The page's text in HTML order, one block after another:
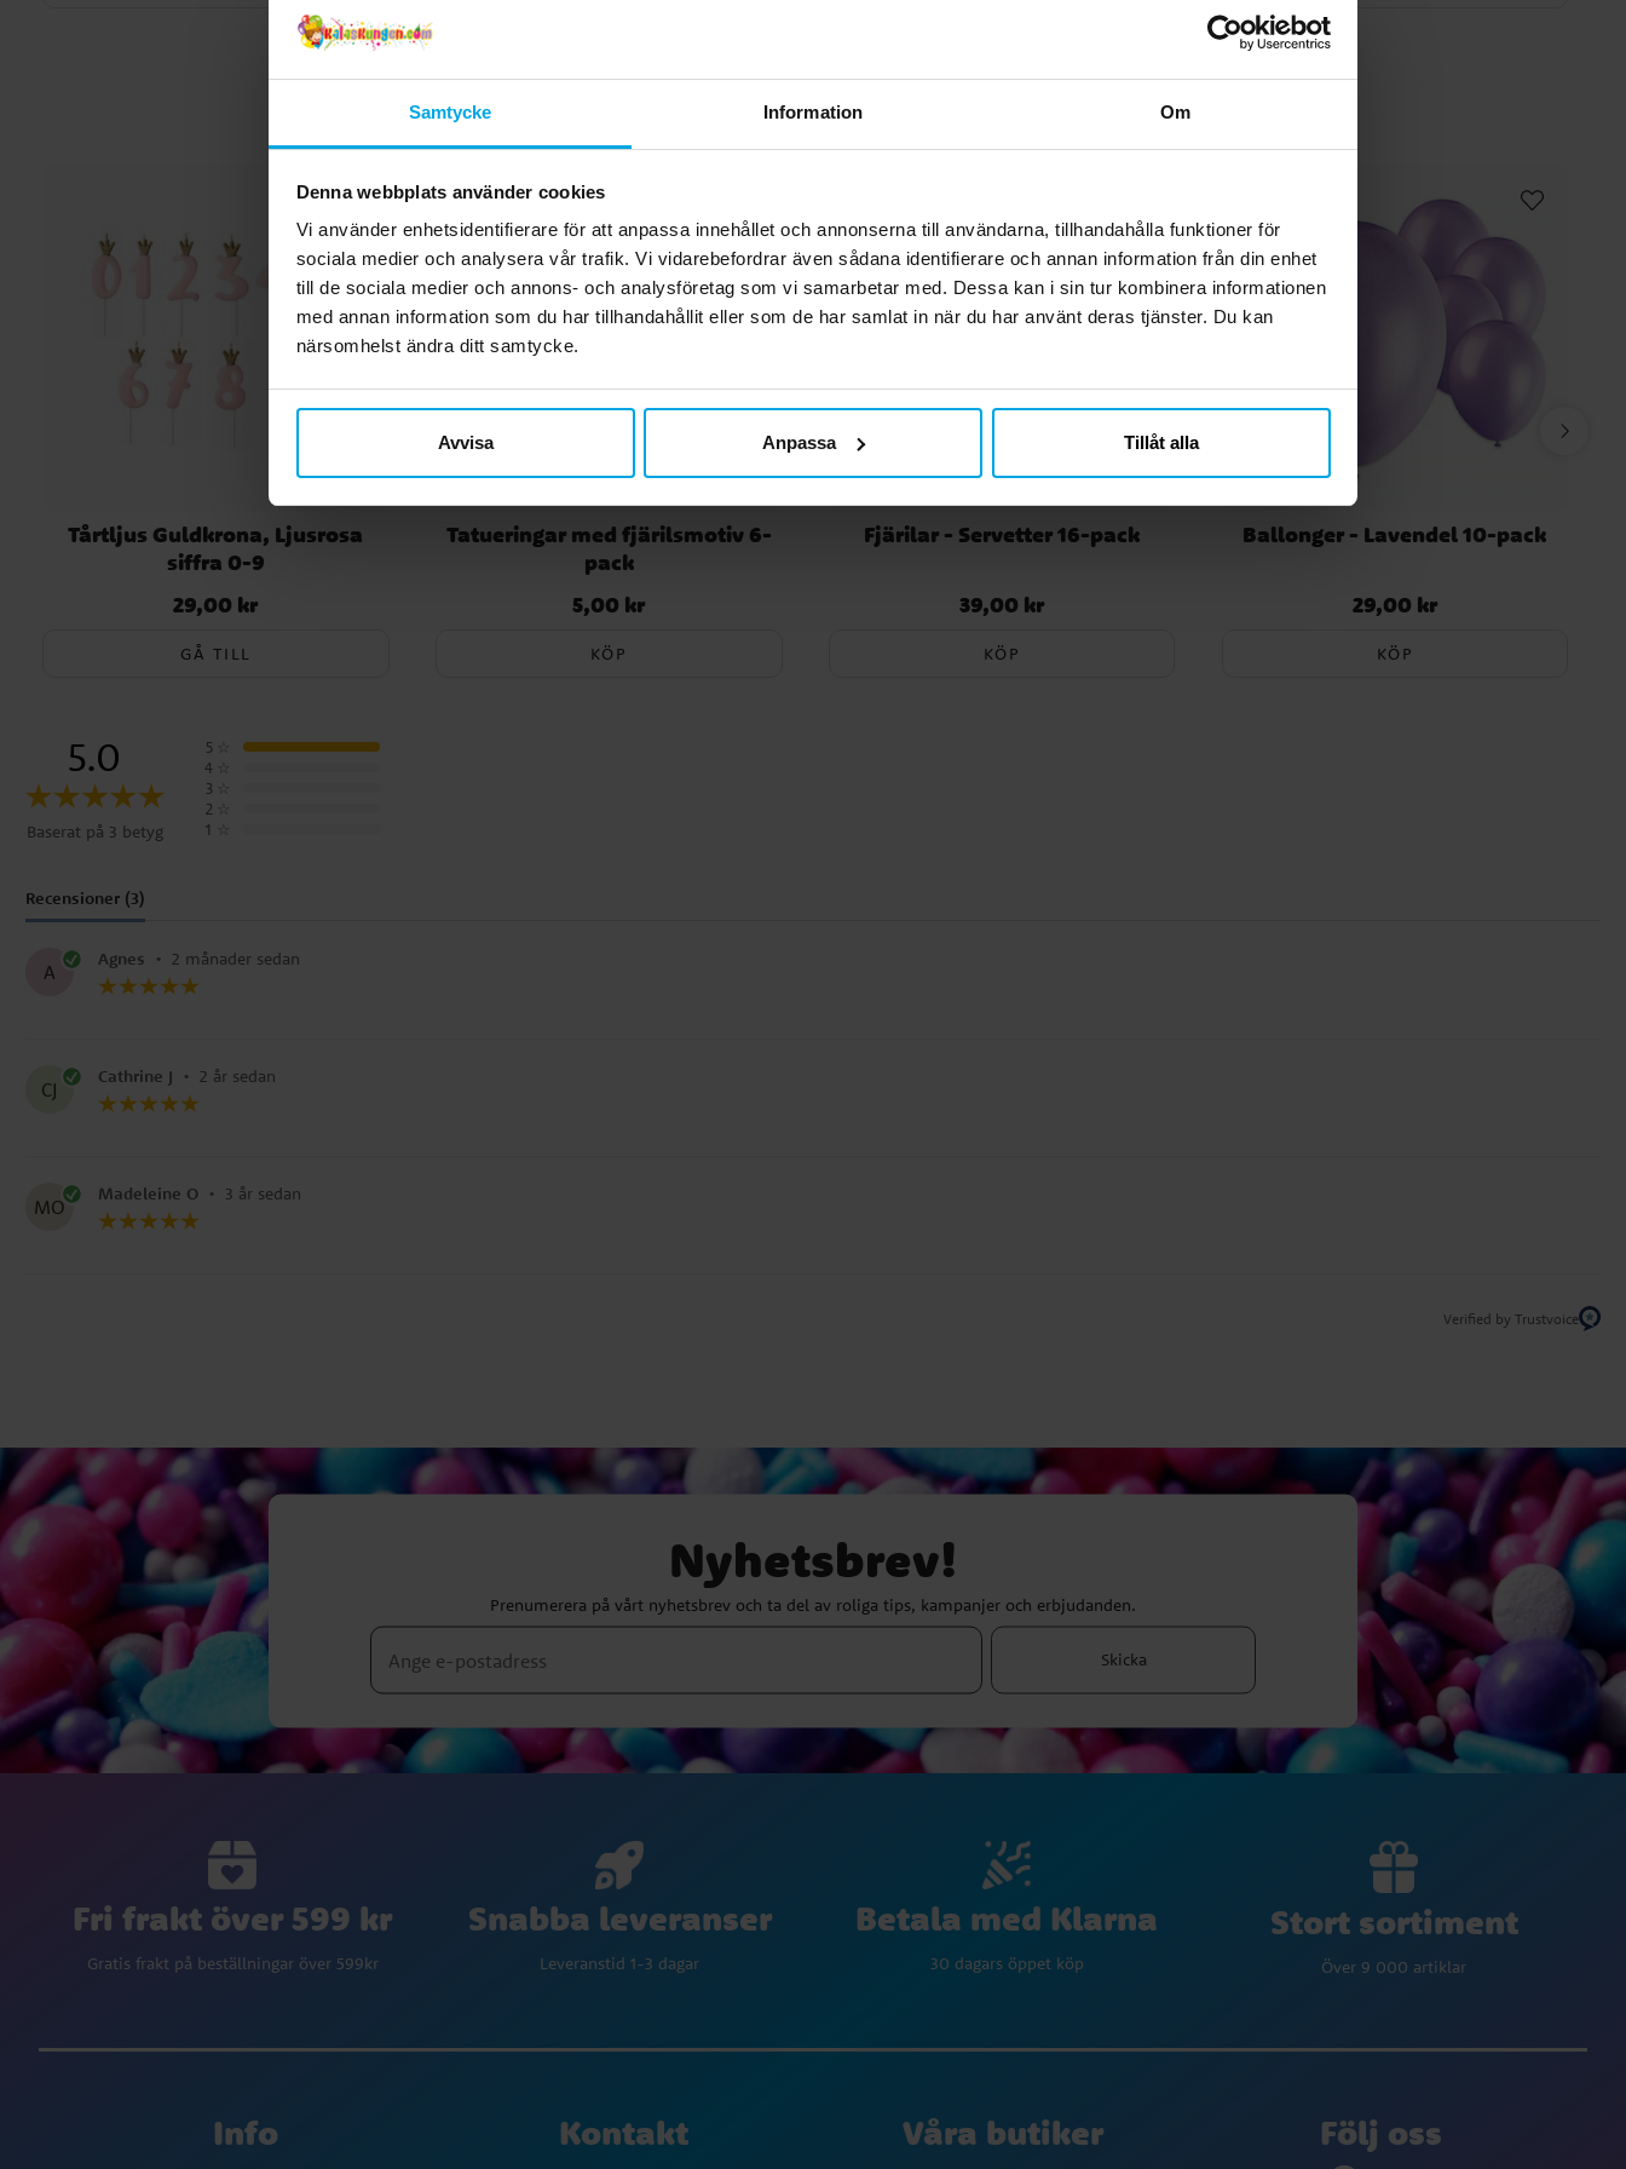
Samtycke Information Om
Denna webbplats använder cookies
Vi använder enhetsidentifierare för att anpassa innehållet och annonserna till användarna, tillhandahålla funktioner för
sociala medier och analysera vår trafik. Vi vidarebefordrar även sådana identifierare och annan information från din enhet
till de sociala medier och annons- och analysföretag som vi samarbetar med. Dessa kan i sin tur kombinera informationen
med annan information som du har tillhandahållit eller som de har samlat in när du har använt deras tjänster. Du kan
närsomhelst ändra ditt samtycke.
Avvisa Anpassa Tillåt alla
Andra köpte även
Tårtljus Guldkrona, Ljusrosa
siffra 0-9
Pris: 29,00 kr
29,00 kr
GÅ TILL
Tatueringar med fjärilsmotiv 6-
pack
Pris :5,00 kr
5,00 kr
KÖP
Fjärilar - Servetter 16-pack
Pris: 39,00 kr
39,00 kr
KÖP
Ballonger - Lavendel 10-pack
Pris: 29,00 kr
29,00 kr
KÖP
5.0
Baserat på 3 betyg
5
4
3
2
1
Recensioner (3)
A
Agnes • 2 månader sedan
CJ
Cathrine J • 2 år sedan
MO
Madeleine O • 3 år sedan
Verified by Trustvoice
Nyhetsbrev!
Prenumerera på vårt nyhetsbrev och ta del av roliga tips, kampanjer och erbjudanden.
Skicka
Fri frakt över 599 kr
Gratis frakt på beställningar över 599kr
Snabba leveranser
Leveranstid 1-3 dagar
Betala med Klarna
30 dagars öppet köp
Stort sortiment
Över 9 000 artiklar
Info Kontakt Våra butiker Följ oss